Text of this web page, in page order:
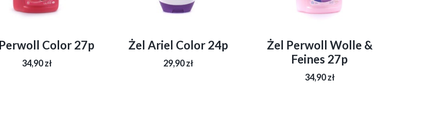
Color 27p
34,90zł
Żel Ariel Color 24p
29,90zł
Żel Perwoll Wolle &
Feines 27p
34,90zł